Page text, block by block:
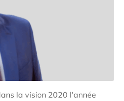
la vision 2020 l'année